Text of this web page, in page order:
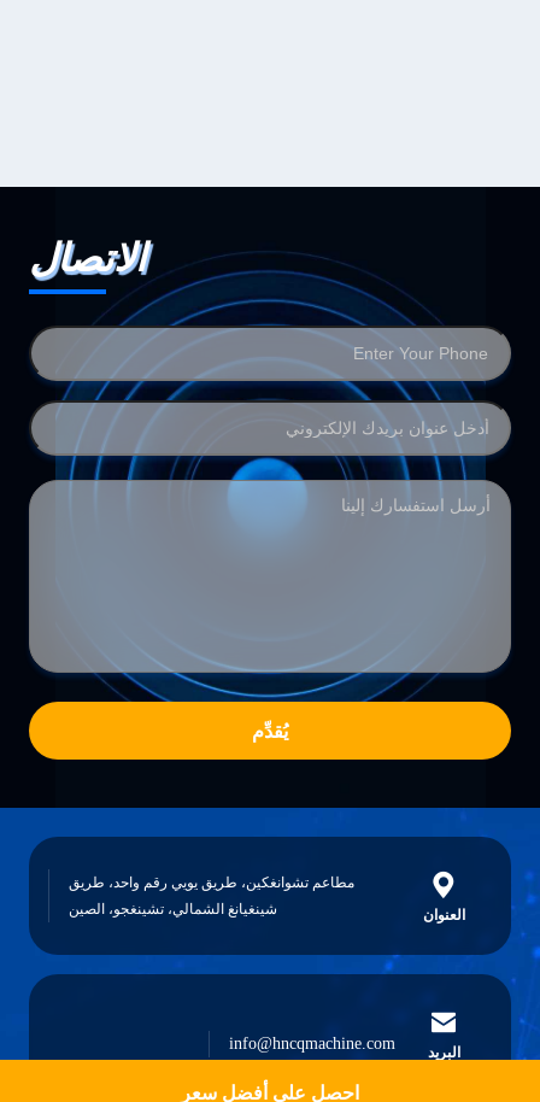
احصل على أفضل سعر
الاتصال
يُقدِّم
العنوان
مطاعم تشوانغكين، طريق يويي رقم واحد، طريق
شينغيانغ الشمالي، تشينغجو، الصين
البريد
info@hncqmachine.com
Get a Quote